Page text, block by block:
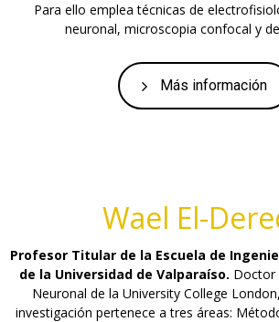
Para ello emplea técnicas de
neuronal, microscopia confocal y
Más información
Wael El-
Profesor Titular de la Escuela de
de la Universidad de Valparaíso. Doctor
Neuronal de la University College
investigación pertenece a tres áreas: